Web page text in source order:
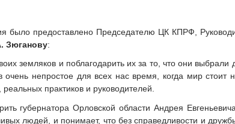
было предоставлено Председателю ЦК КПРФ,
Зюганову:
земляков и поблагодарить их за то, что они
непростое для всех нас время, когда мир
практиков и руководителей.
губернатора Орловской области Андрея
людей, и понимает, что без справедливости и